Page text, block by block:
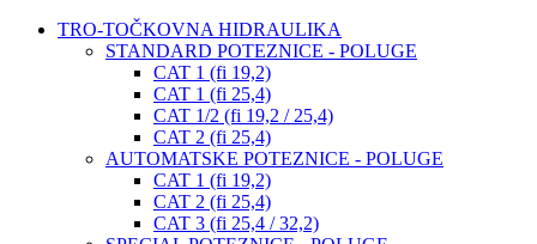
TRO-TOČKOVNA HIDRAULIKA
STANDARD POTEZNICE - POLUGE
CAT 1 (fi 19,2)
CAT 1 (fi 25,4)
CAT 1/2 (fi 19,2 / 25,4)
CAT 2 (fi 25,4)
AUTOMATSKE POTEZNICE - POLUGE
CAT 1 (fi 19,2)
CAT 2 (fi 25,4)
CAT 3 (fi 25,4 / 32,2)